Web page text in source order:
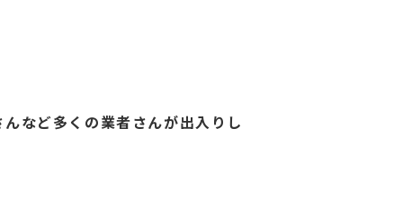
など多くの業者さんが出入りし